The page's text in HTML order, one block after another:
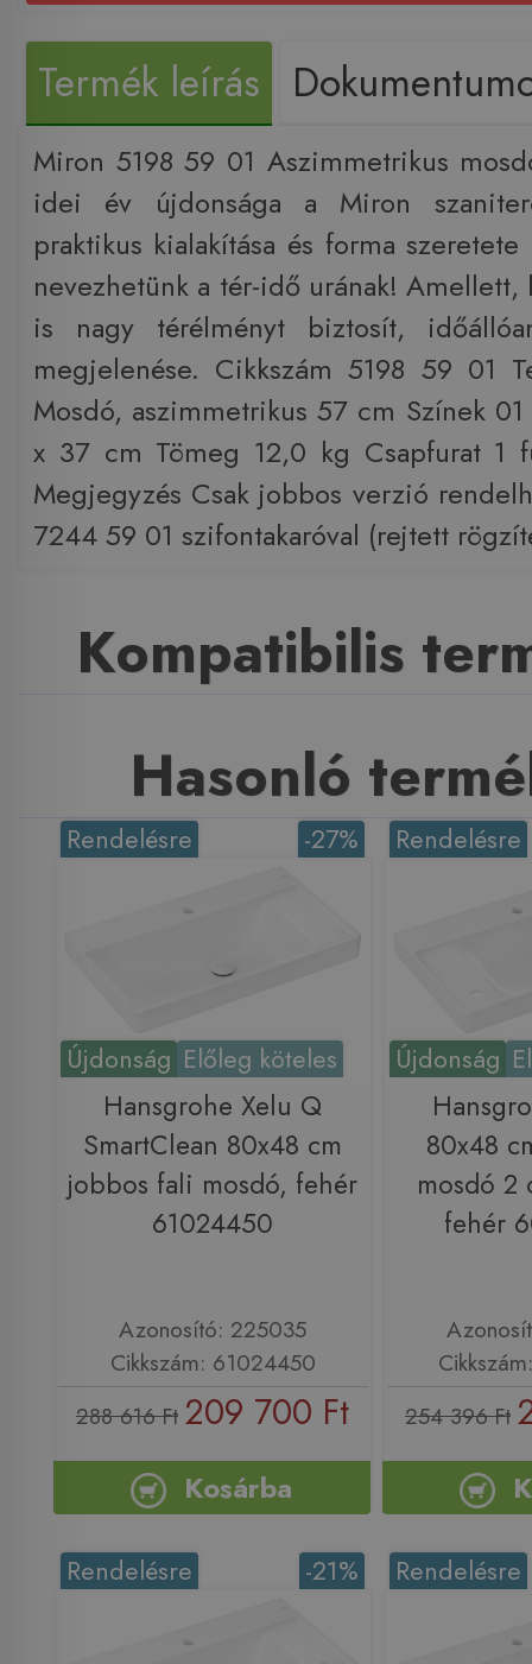
Termék leírás
Miron 5198 59 01 Aszimmetrikus
idei év újdonsága a Miron
praktikus kialakítása és forma
nevezhetünk a tér-idő urának!
is nagy térélményt biztosít,
megjelenése. Cikkszám 5198 59 01
Mosdó, aszimmetrikus 57 cm Színek
x 37 cm Tömeg 12,0 kg Csapfurat 1
Megjegyzés Csak jobbos verzió
7244 59 01 szifontakaróval (rejtett
Kompatibilis
Hasonló
Újdonság Előleg köteles
-27%
Rendelésre
Hansgrohe Xelu Q
SmartClean 80x48 cm
jobbos fali mosdó, fehér
61024450
Azonosító: 225035
Cikkszám: 61024450
288 616 Ft 209 700 Ft
Kosárba
Újdonság
Rendelésre
80x48
mosdó 2
fehér
254 396 Ft
-21%
Rendelésre Rendelésre